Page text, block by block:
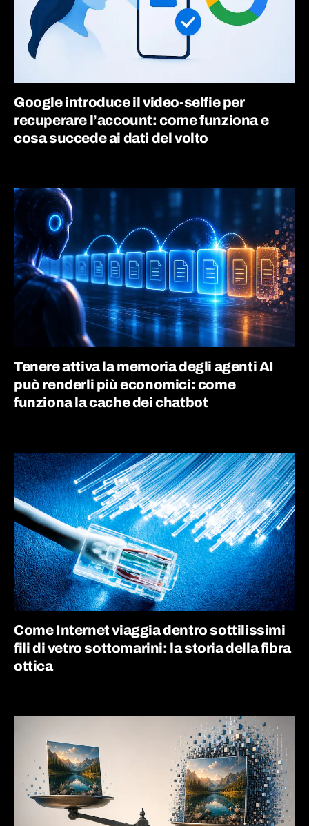
Google introduce il video-selfie per
recuperare l’account: come funziona e
cosa succede ai dati del volto
Tenere attiva la memoria degli agenti AI
può renderli più economici: come
funziona la cache dei chatbot
Come Internet viaggia dentro sottilissimi
fili di vetro sottomarini: la storia della fibra
ottica